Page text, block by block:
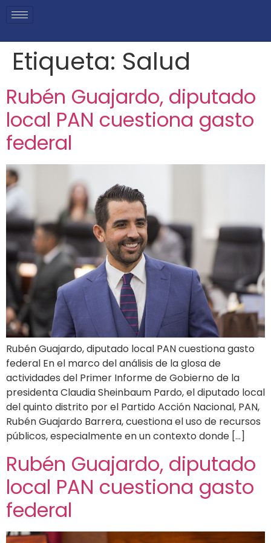
Etiqueta: Salud
Rubén Guajardo, diputado
local PAN cuestiona gasto
federal
Rubén Guajardo, diputado local PAN cuestiona gasto
federal En el marco del análisis de la glosa de
actividades del Primer Informe de Gobierno de la
presidenta Claudia Sheinbaum Pardo, el diputado local
del quinto distrito por el Partido Acción Nacional, PAN,
Rubén Guajardo Barrera, cuestiona el uso de recursos
públicos, especialmente en un contexto donde […]
Rubén Guajardo, diputado
local PAN cuestiona gasto
federal